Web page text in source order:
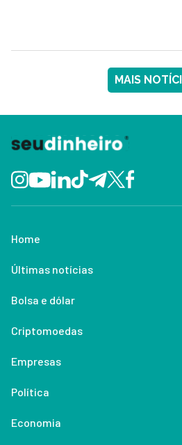
MAIS
Home
Últimas notícias
Bolsa e dólar
Criptomoedas
Empresas
Política
Economia